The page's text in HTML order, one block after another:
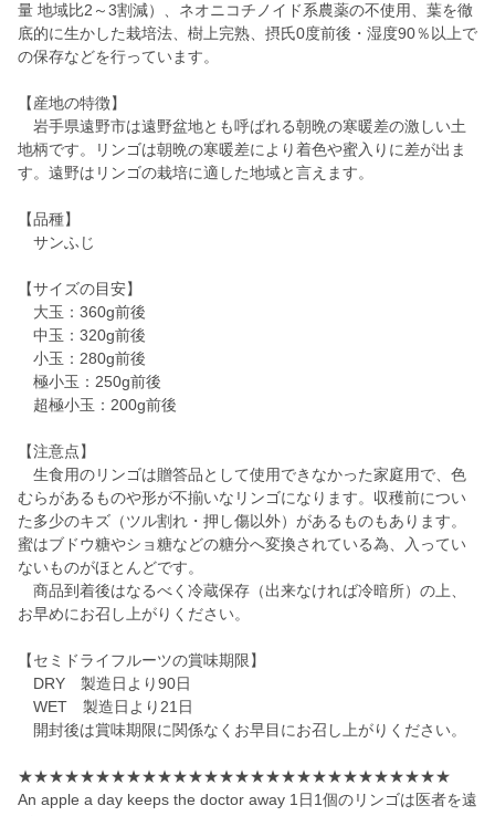
量 地域比2～3割減）、ネオニコチノイド系農薬の不使用、葉を徹
底的に生かした栽培法、樹上完熟、摂氏0度前後・湿度90％以上で
の保存などを行っています。
【産地の特徴】
岩手県遠野市は遠野盆地とも呼ばれる朝晩の寒暖差の激しい土
地柄です。リンゴは朝晩の寒暖差により着色や蜜入りに差が出ま
す。遠野はリンゴの栽培に適した地域と言えます。
【品種】
サンふじ
【サイズの目安】
大玉：360g前後
中玉：320g前後
小玉：280g前後
極小玉：250g前後
超極小玉：200g前後
【注意点】
生食用のリンゴは贈答品として使用できなかった家庭用で、色
むらがあるものや形が不揃いなリンゴになります。収穫前につい
た多少のキズ（ツル割れ・押し傷以外）があるものもあります。
蜜はブドウ糖やショ糖などの糖分へ変換されている為、入ってい
ないものがほとんどです。
商品到着後はなるべく冷蔵保存（出来なければ冷暗所）の上、
お早めにお召し上がりください。
【セミドライフルーツの賞味期限】
DRY 製造日より90日
WET 製造日より21日
開封後は賞味期限に関係なくお早目にお召し上がりください。
★★★★★★★★★★★★★★★★★★★★★★★★★★★★
An apple a day keeps the doctor away 1日1個のリンゴは医者を遠